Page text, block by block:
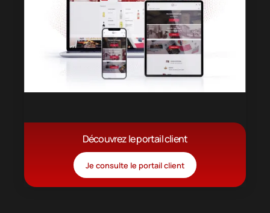
Découvrez le portail client
Je consulte le portail client